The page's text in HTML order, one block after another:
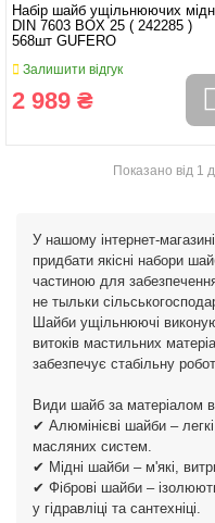
Набір шайб ущільнюючих
DIN 7603 BOX 25 ( 242285 )
568шт GUFERO
Залишити відгук
2 989 ₴
Показано від 1
У нашому інтернет-
придбати якісні набори
частиною для
не тыльки
Шайби ущільнюючі
витоків мастильних
забезпечує стабільну
Види шайб за матеріалом
✔ Алюмінієві шайби –
масляних систем.
✔ Мідні шайби – м'які,
✔ Фіброві шайби –
у гідравліці та сантехніці.